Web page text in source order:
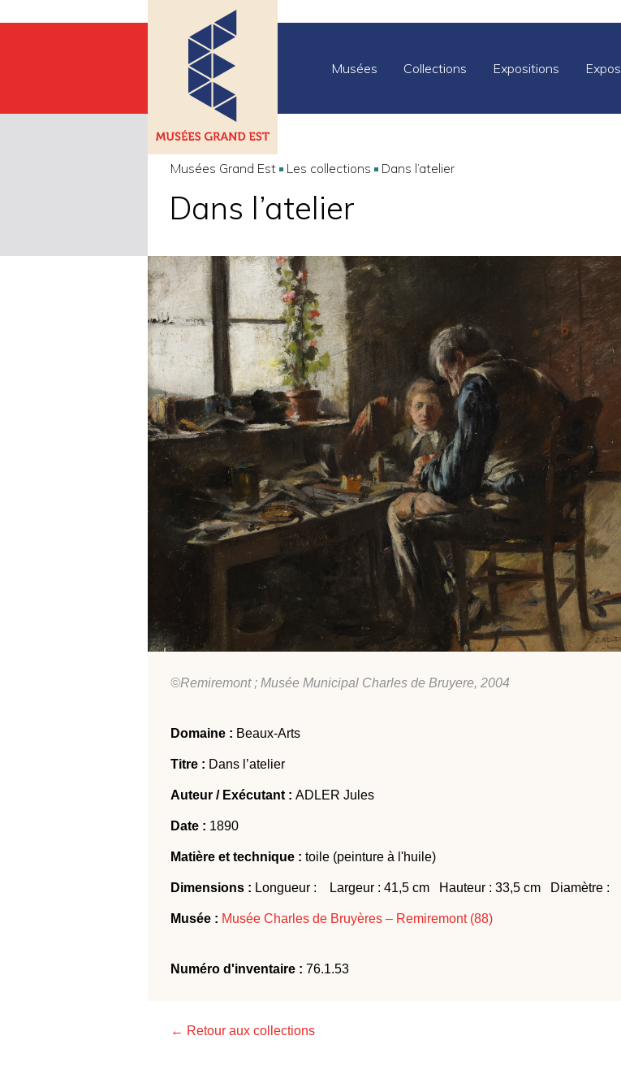
Musées Collections Expositions
Musées Grand Est Les collections Dans l’atelier
Dans l’atelier
©Remiremont ; Musée Municipal Charles de Bruyere, 2004
Domaine : Beaux-Arts
Titre : Dans l’atelier
Auteur / Exécutant : ADLER Jules
Date : 1890
Matière et technique : toile (peinture à l'huile)
Dimensions : Longueur : Largeur : 41,5 cm Hauteur : 33,5 cm Diamètre :
Musée : Musée Charles de Bruyères – Remiremont (88)
Numéro d'inventaire : 76.1.53
← Retour aux collections